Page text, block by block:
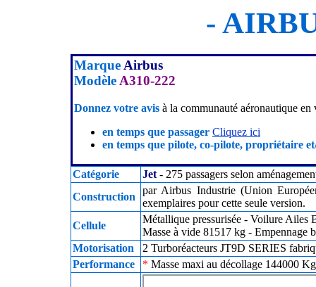
-
Marque Airbus
Modèle A310-222
Donnez votre avis à la communauté aéronautique en
en temps que passager Cliquez ici
en temps que pilote, co-pilote, propriétaire
Catégorie Jet - 275 passagers selon
Construction
par Airbus Industrie (Union
exemplaires pour cette seule version.
Cellule
Métallique pressurisée - Voilure Ailes
Masse à vide 81517 kg - Empennage
Motorisation
2 Turboréacteurs JT9D SERIES
Performance
* Masse maxi au décollage 144000